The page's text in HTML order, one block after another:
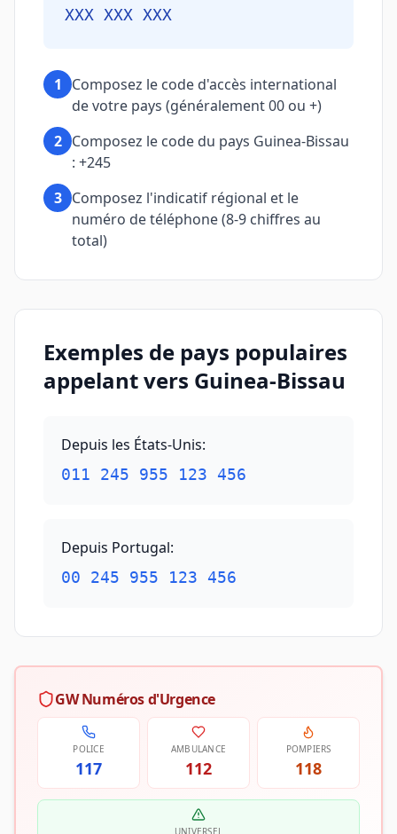
XXX XXX XXX
1
Composez le code d'accès international
de votre pays (généralement 00 ou +)
2 Composez le code du pays Guinea-Bissau
: +245
3 Composez l'indicatif régional et le
numéro de téléphone (8-9 chiffres au
total)
Exemples de pays populaires
appelant vers Guinea-Bissau
Depuis les États-Unis:
011 245 955 123 456
Depuis Portugal:
00 245 955 123 456
GW Numéros d'Urgence
POLICE
117
AMBULANCE
112
POMPIERS
118
UNIVERSEL